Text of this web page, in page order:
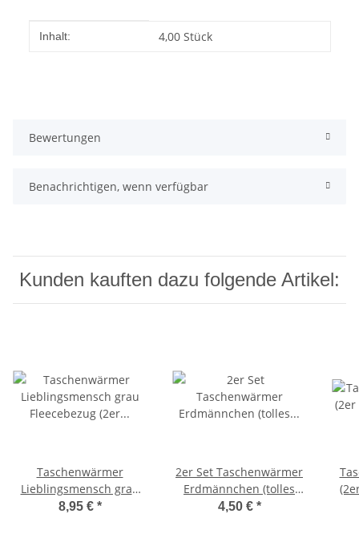
Produkteigenschaft
Wert
Inhalt: 4,00 Stück
Bewertungen
Benachrichtigen, wenn verfügbar
Kunden kauften dazu folgende Artikel:
Taschenwärmer
Lieblingsmensch grau
Fleecebezug (2er Pack)
8,95 € *
2er Set Taschenwärmer
Erdmännchen (tolles
Wichtelgeschenk)
4,50 € *